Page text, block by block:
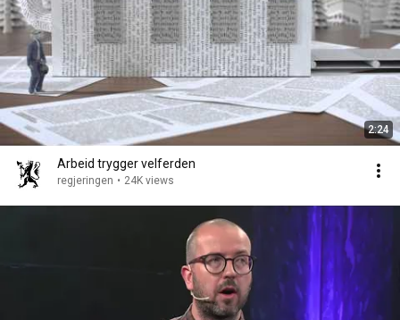
2:24
Arbeid trygger velferden
regjeringen • 24K views